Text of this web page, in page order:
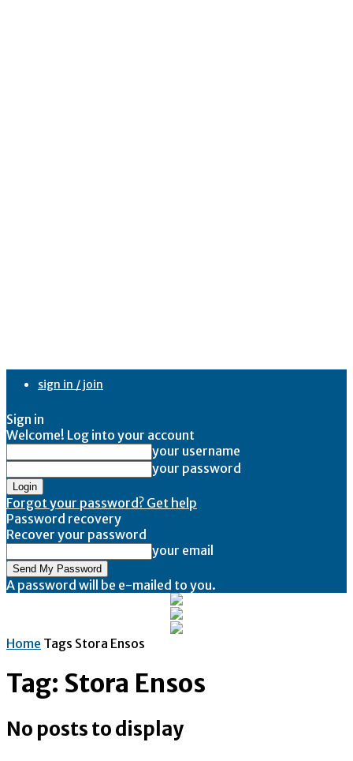
sign in / join
Sign in
Welcome! Log into your account
your username
your password
Forgot your password? Get help
Password recovery
Recover your password
your email
A password will be e-mailed to you.
Home Tags Stora Ensos
Tag: Stora Ensos
No posts to display